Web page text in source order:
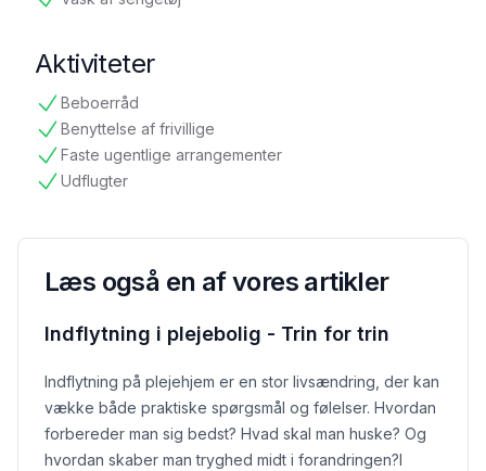
tilgængelig
Aktiviteter
Beboerråd
tilgængelig
Benyttelse af frivillige
tilgængelig
Faste ugentlige arrangementer
tilgængelig
Udflugter
tilgængelig
Læs også en af vores artikler
Indflytning i plejebolig - Trin for trin
Indflytning på plejehjem er en stor livsændring, der kan
vække både praktiske spørgsmål og følelser. Hvordan
forbereder man sig bedst? Hvad skal man huske? Og
hvordan skaber man tryghed midt i forandringen?I